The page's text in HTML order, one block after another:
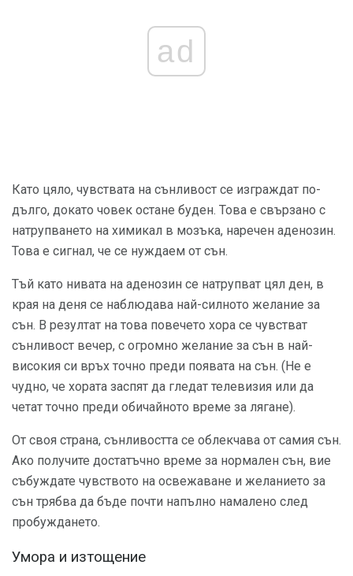
ad
Като цяло, чувствата на сънливост се изграждат по-
дълго, докато човек остане буден. Това е свързано с
натрупването на химикал в мозъка, наречен аденозин.
Това е сигнал, че се нуждаем от сън.
Тъй като нивата на аденозин се натрупват цял ​​ден, в
края на деня се наблюдава най-силното желание за
сън. В резултат на това повечето хора се чувстват
сънливост вечер, с огромно желание за сън в най-
високия си връх точно преди появата на сън. (Не е
чудно, че хората заспят да гледат телевизия или да
четат точно преди обичайното време за лягане).
От своя страна, сънливостта се облекчава от самия сън.
Ако получите достатъчно време за нормален сън, вие
събуждате чувството на освежаване и желанието за
сън трябва да бъде почти напълно намалено след
пробуждането.
Умора и изтощение